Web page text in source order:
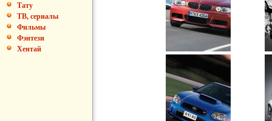
Тату
ТВ, сериалы
Фильмы
Фэнтези
Хентай